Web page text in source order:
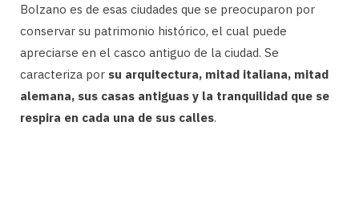
Bolzano es de esas ciudades que se preocuparon por
conservar su patrimonio histórico, el cual puede
apreciarse en el casco antiguo de la ciudad. Se
caracteriza por su arquitectura, mitad italiana, mitad
alemana, sus casas antiguas y la tranquilidad que se
respira en cada una de sus calles.